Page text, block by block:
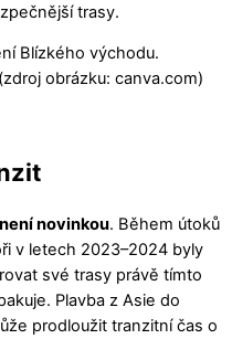
trasy.
obrázku: canva.com)
není novinkou. Během útoků
v letech 2023–2024 byly
své trasy právě tímto
Plavba z Asie do
prodloužit tranzitní čas o